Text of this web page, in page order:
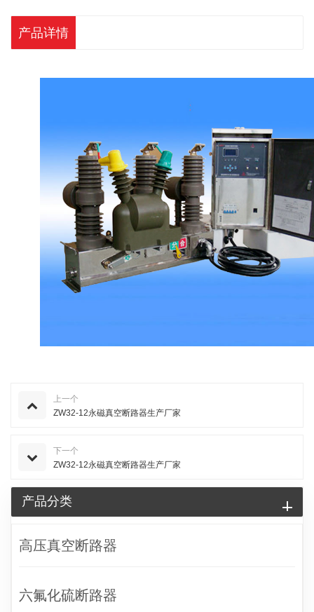
产品详情
上一个
ZW32-12永磁真空断路器生产厂家
下一个
ZW32-12永磁真空断路器生产厂家
产品分类
高压真空断路器
六氟化硫断路器